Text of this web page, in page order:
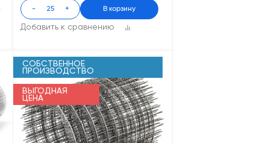
Добавить к сравнению
- + В корзину
СОБСТВЕННОЕ
ПРОИЗВОДСТВО
ВЫГОДНАЯ
ЦЕНА